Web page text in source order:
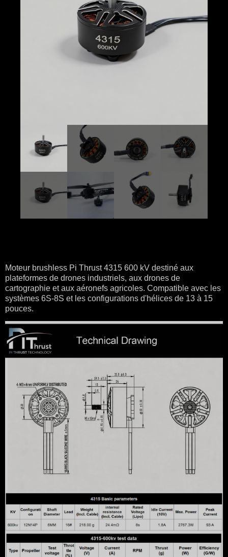
Moteur brushless Pi Thrust 4315 600 kV destiné aux
plateformes de drones industriels, aux drones de
cartographie et aux aéronefs agricoles. Compatible avec les
systèmes 6S-8S et les configurations d'hélices de 13 à 15
pouces.